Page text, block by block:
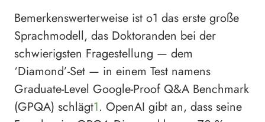
Bemerkenswerterweise ist o1 das erste große
Sprachmodell, das Doktoranden bei der
schwierigsten Fragestellung — dem
‘Diamond’-Set — in einem Test namens
Graduate-Level Google-Proof Q&A Benchmark
(GPQA) schlägt1. OpenAI gibt an, dass seine